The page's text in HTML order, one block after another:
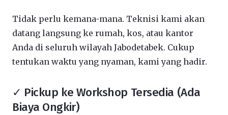
Tidak perlu kemana-mana. Teknisi kami akan
datang langsung ke rumah, kos, atau kantor
Anda di seluruh wilayah Jabodetabek. Cukup
tentukan waktu yang nyaman, kami yang hadir.
✓ Pickup ke Workshop Tersedia (Ada
Biaya Ongkir)